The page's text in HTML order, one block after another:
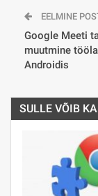
EELMINE
Google Meeti
muutmine
Androidis
SULLE VÕIB